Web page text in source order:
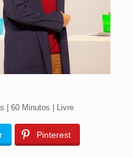
| 60 Minutos | Livre
Pinterest